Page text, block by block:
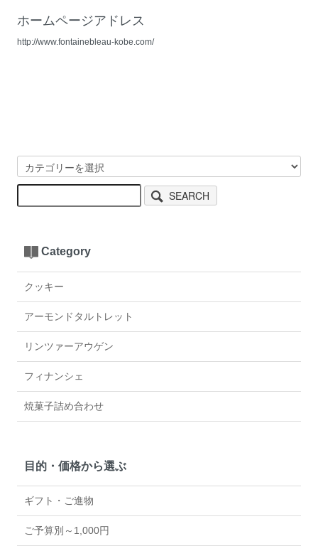
ホームページアドレス
http://www.fontainebleau-kobe.com/
SEARCH
Category
クッキー
アーモンドタルトレット
リンツァーアウゲン
フィナンシェ
焼菓子詰め合わせ
目的・価格から選ぶ
ギフト・ご進物
ご予算別～1,000円